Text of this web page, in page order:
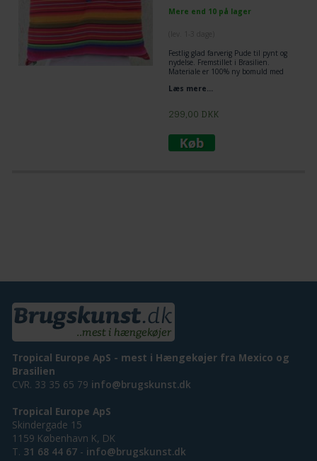
Mere end 10 på lager
Festlig glad farverig Pude til pynt og
nydelse. Fremstillet i Brasilien.
Materiale er 100% ny bomuld med
Læs mere...
299,00 DKK
Tropical Europe ApS - mest i Hængekøjer fra Mexico og
Brasilien
CVR. 33 35 65 79 info@brugskunst.dk
Tropical Europe ApS
Skindergade 15
1159 København K, DK
T. 31 68 44 67 - info@brugskunst.dk